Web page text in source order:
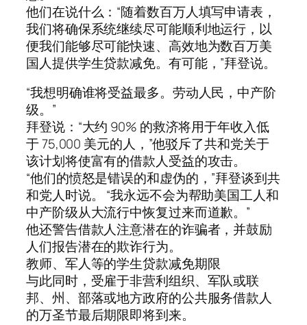
他们在说什么：“随着数百万人填写申请表，
我们将确保系统继续尽可能顺利地运行，以
便我们能够尽可能快速、高效地为数百万美
国人提供学生贷款减免。有可能，”拜登说。
“我想明确谁将受益最多。劳动人民，中产阶
级。”
拜登说：“大约 90% 的救济将用于年收入低
于 75,000 美元的人，”他驳斥了共和党关于
该计划将使富有的借款人受益的攻击。
“他们的愤怒是错误的和虚伪的，”拜登谈到共
和党人时说。 “我永远不会为帮助美国工人和
中产阶级从大流行中恢复过来而道歉。”
他还警告借款人注意潜在的诈骗者，并鼓励
人们报告潜在的欺诈行为。
教师、军人等的学生贷款减免期限
与此同时，受雇于非营利组织、军队或联
邦、州、部落或地方政府的公共服务借款人
的万圣节最后期限即将到来。